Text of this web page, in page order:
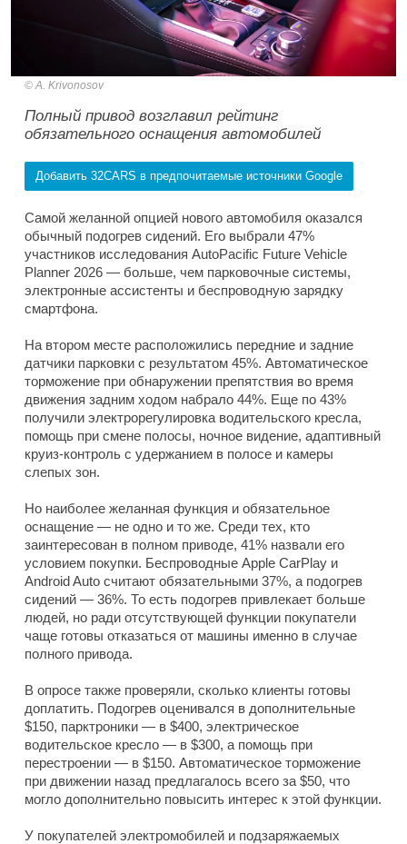
A. Krivonosov
Полный привод возглавил рейтинг
обязательного оснащения автомобилей
Добавить 32CARS в предпочитаемые источники Google
Самой желанной опцией нового автомобиля оказался
обычный подогрев сидений. Его выбрали 47%
участников исследования AutoPacific Future Vehicle
Planner 2026 — больше, чем парковочные системы,
электронные ассистенты и беспроводную зарядку
смартфона.
На втором месте расположились передние и задние
датчики парковки с результатом 45%. Автоматическое
торможение при обнаружении препятствия во время
движения задним ходом набрало 44%. Еще по 43%
получили электрорегулировка водительского кресла,
помощь при смене полосы, ночное видение, адаптивный
круиз-контроль с удержанием в полосе и камеры
слепых зон.
Но наиболее желанная функция и обязательное
оснащение — не одно и то же. Среди тех, кто
заинтересован в полном приводе, 41% назвали его
условием покупки. Беспроводные Apple CarPlay и
Android Auto считают обязательными 37%, а подогрев
сидений — 36%. То есть подогрев привлекает больше
людей, но ради отсутствующей функции покупатели
чаще готовы отказаться от машины именно в случае
полного привода.
В опросе также проверяли, сколько клиенты готовы
доплатить. Подогрев оценивался в дополнительные
$150, парктроники — в $400, электрическое
водительское кресло — в $300, а помощь при
перестроении — в $150. Автоматическое торможение
при движении назад предлагалось всего за $50, что
могло дополнительно повысить интерес к этой функции.
У покупателей электромобилей и подзаряжаемых